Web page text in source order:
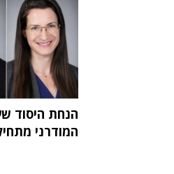
הנחת היסוד
המודרני